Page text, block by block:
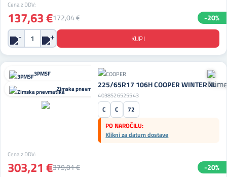
Cena z DDV:
137,63 €172,04 € -20%
3PMSF
Zimska pnevmatika225/65R17 106H COOPER WINTER XL
4038526525543
C C
72
PO NAROČILU:
Klikni za datum dostave
Cena z DDV:
303,21 €379,01 € -20%